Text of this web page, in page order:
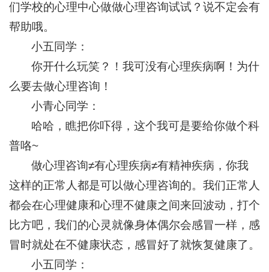
们学校的心理中心做做心理咨询试试？说不定会有
帮助哦。
小五同学：
你开什么玩笑？！我可没有心理疾病啊！为什
么要去做心理咨询！
小青心同学：
哈哈，瞧把你吓得，这个我可是要给你做个科
普咯~
做心理咨询≠有心理疾病≠有精神疾病，你我
这样的正常人都是可以做心理咨询的。我们正常人
都会在心理健康和心理不健康之间来回波动，打个
比方吧，我们的心灵就像身体偶尔会感冒一样，感
冒时就处在不健康状态，感冒好了就恢复健康了。
小五同学：